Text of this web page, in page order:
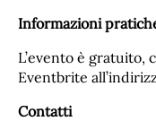
Informazioni
L’evento è gratuito,
Eventbrite
Contatti